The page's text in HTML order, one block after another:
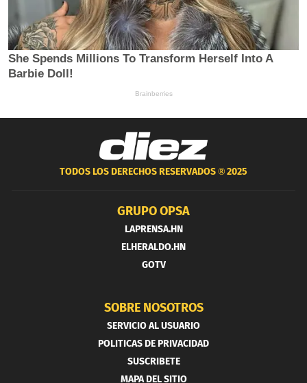
TODOS LOS DERECHOS RESERVADOS ®2025
GRUPO OPSA
LAPRENSA.HN
ELHERALDO.HN
GOTV
SOBRE NOSOTROS
SERVICIO AL USUARIO
POLITICAS DE PRIVACIDAD
SUSCRIBETE
MAPA DEL SITIO